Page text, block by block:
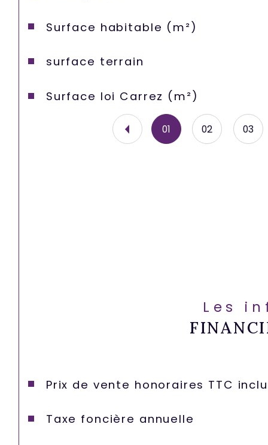
Surface habitable (m²)
surface terrain
Surface loi Carrez (m²)
01 02 03
Les
Prix de vente honoraires TTC
Taxe foncière annuelle